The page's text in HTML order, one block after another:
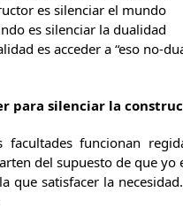
es silenciar el mundo
es silenciar la dualidad
es acceder a “eso no-
para silenciar la
facultades funcionan
del supuesto de que
que satisfacer la